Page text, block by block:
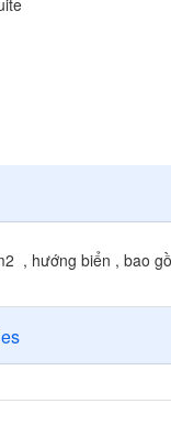
, hướng biển , bao